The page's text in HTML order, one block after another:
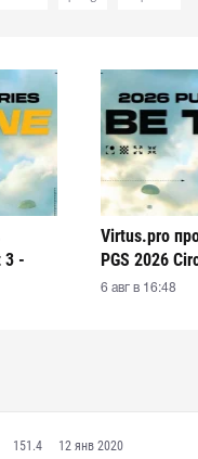
3 -
Virtus.pro
PGS 2026
6 авг в 16:48
151.4 12 янв 2020